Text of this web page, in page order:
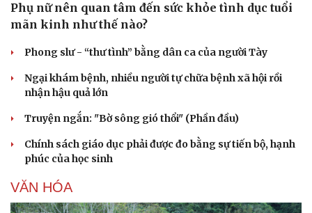
Sức khỏe
Dinh dưỡng - món ngon
Sản phụ khoa
Nhi khoa
Nam khoa
Phòng mạch online
Đời sống
Tình yêu - Gia đình
Phụ nữ nên quan tâm đến sức khỏe tình dục tuổi
mãn kinh như thế nào?
Phong slư - “thư tình” bằng dân ca của người Tày
Ngại khám bệnh, nhiều người tự chữa bệnh xã hội rồi
nhận hậu quả lớn
Truyện ngắn: "Bờ sông gió thổi" (Phần đầu)
Chính sách giáo dục phải được đo bằng sự tiến bộ, hạnh
phúc của học sinh
VĂN HÓA